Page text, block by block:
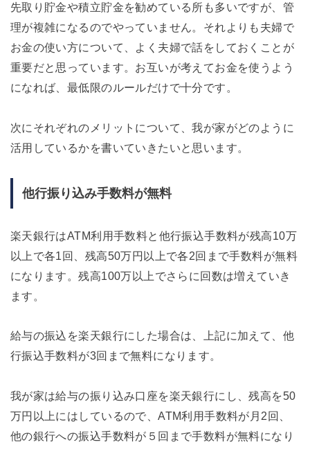
先取り貯金や積立貯金を勧めている所も多いですが、管
理が複雑になるのでやっていません。それよりも夫婦で
お金の使い方について、よく夫婦で話をしておくことが
重要だと思っています。お互いが考えてお金を使うよう
になれば、最低限のルールだけで十分です。
次にそれぞれのメリットについて、我が家がどのように
活用しているかを書いていきたいと思います。
他行振り込み手数料が無料
楽天銀行はATM利用手数料と他行振込手数料が残高10万
以上で各1回、残高50万円以上で各2回まで手数料が無料
になります。残高100万以上でさらに回数は増えていき
ます。
給与の振込を楽天銀行にした場合は、上記に加えて、他
行振込手数料が3回まで無料になります。
我が家は給与の振り込み口座を楽天銀行にし、残高を50
万円以上にはしているので、ATM利用手数料が月2回、
他の銀行への振込手数料が５回まで手数料が無料になり